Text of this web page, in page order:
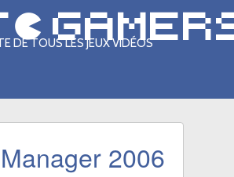
DE TOUS LES JEUX VIDÉOS
2006